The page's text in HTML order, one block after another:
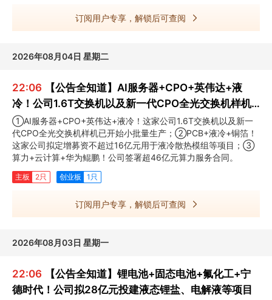
订阅用户专享，解锁后可查阅
2026年08月04日 星期二
22:06
【公告全知道】AI服务器+CPO+英伟达+液
冷！公司1.6T交换机以及新一代CPO全光交换机样机
已开始小批量生产
①AI服务器+CPO+英伟达+液冷！这家公司1.6T交换机以及新一
代CPO全光交换机样机已开始小批量生产；②PCB+液冷+铜箔！
这家公司拟定增募资不超过16亿元用于液冷散热模组等项目；③
算力+云计算+华为鲲鹏！公司签署超46亿元算力服务合同。
主板 2只 创业板 1只
订阅用户专享，解锁后可查阅
2026年08月03日 星期一
22:06
【公告全知道】锂电池+固态电池+氟化工+宁
德时代！公司拟28亿元投建液态锂盐、电解液等项目